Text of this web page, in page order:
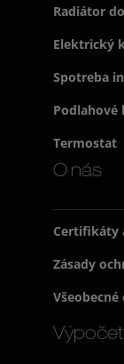
Radiátor
Elektrický
Spotreba
Podlahové
Termostat
O nás
Certifikáty
Zásady